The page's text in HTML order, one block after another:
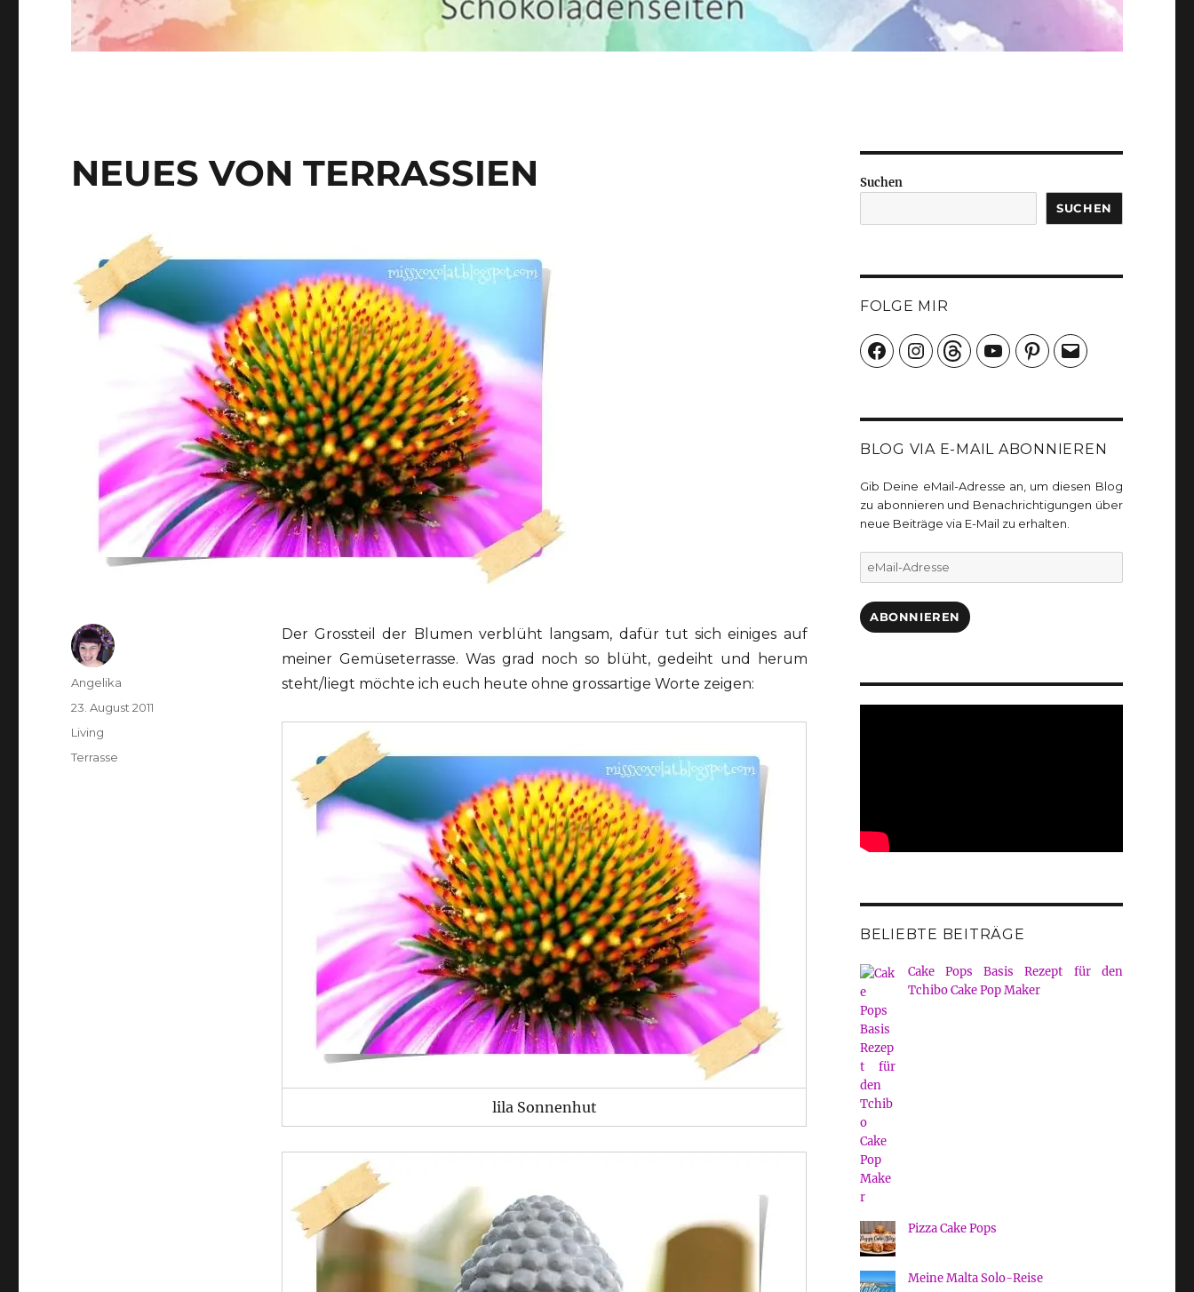
NEUES VON TERRASSIEN
Der Grossteil der Blumen verblüht langsam, dafür tut sich einiges auf
meiner Gemüseterrasse. Was grad noch so blüht, gedeiht und herum
steht/liegt möchte ich euch heute ohne grossartige Worte zeigen:
lila Sonnenhut
Autor
Angelika
Veröffentlicht
am
23. August 2011
Kategorien
Living
Schlagwörter
Terrasse
Suchen
SUCHEN
FOLGE MIR
FacebookInstagramThreadsYouTubePinterest
E-
Mail
BLOG VIA E-MAIL ABONNIEREN
Gib Deine eMail-Adresse an, um diesen Blog
zu abonnieren und Benachrichtigungen über
neue Beiträge via E-Mail zu erhalten.
eMail-
ABONNIEREN
BELIEBTE BEITRÄGE
Cake Pops Basis Rezept für den
Tchibo Cake Pop Maker
Pizza Cake Pops
Meine Malta Solo-Reise